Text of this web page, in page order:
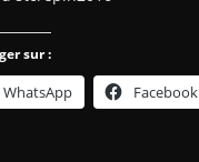
sur :
WhatsApp Facebook